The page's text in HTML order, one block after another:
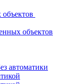
объектов
автоматики